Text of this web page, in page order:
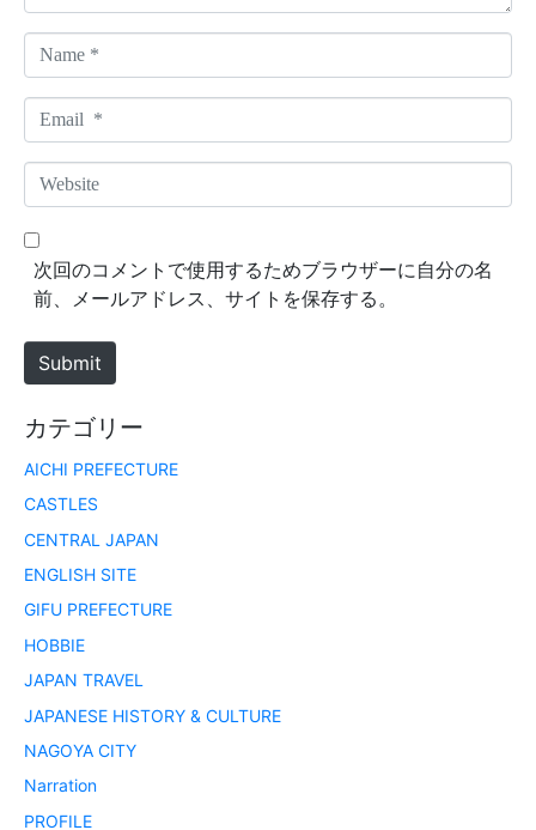
a
m
*
m
a
*
W
e
b
e
次回のコメントで使用するためブラウザーに自分の名
前、メールアドレス、サイトを保存する。
Submit
カテゴリー
AICHI PREFECTURE
CASTLES
CENTRAL JAPAN
ENGLISH SITE
GIFU PREFECTURE
HOBBIE
JAPAN TRAVEL
JAPANESE HISTORY & CULTURE
NAGOYA CITY
Narration
PROFILE